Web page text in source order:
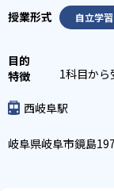
自立学習
1科目から
西岐阜駅
岐阜県岐阜市鏡島